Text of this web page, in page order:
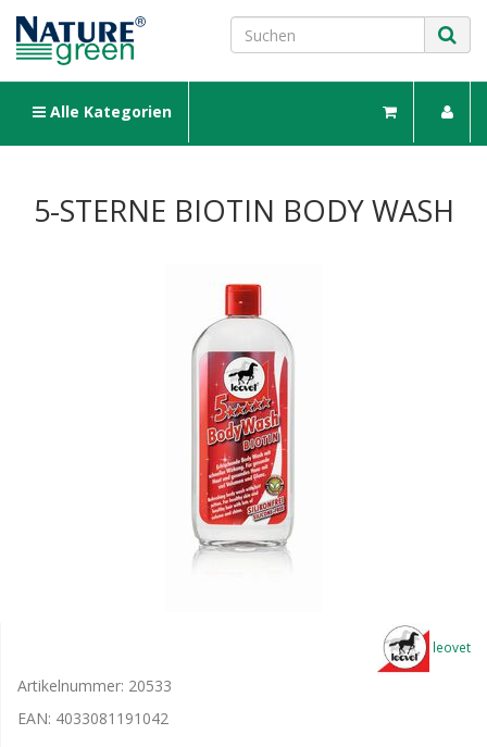
Alle Kategorien
5-STERNE BIOTIN BODY WASH
leovet
Artikelnummer: 20533
EAN: 4033081191042